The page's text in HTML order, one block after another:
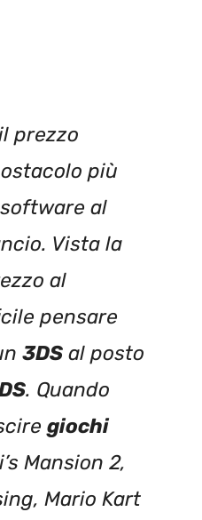
prezzo
più
al
Vista la
al
pensare
3DS al posto
. Quando
giochi
Mansion 2,
Mario Kart